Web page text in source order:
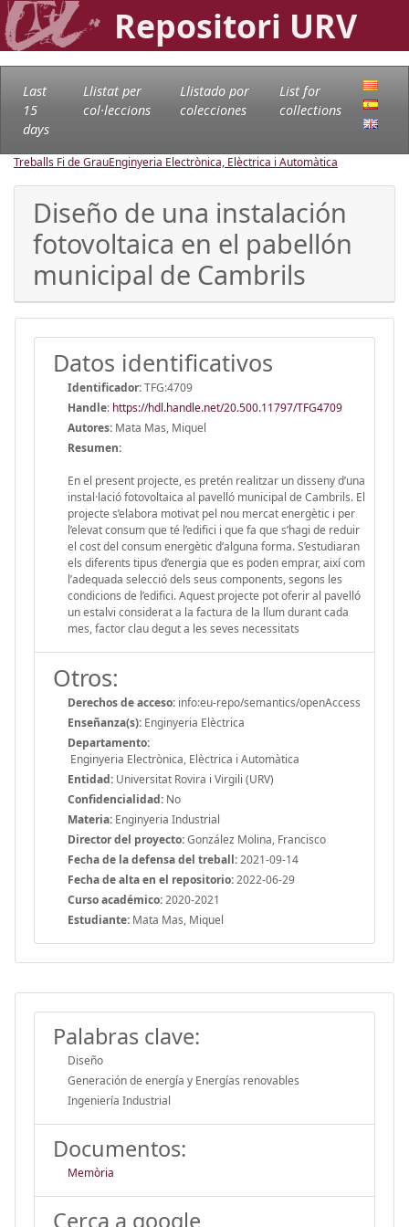
Repositori URV
Last
15
days
Llistat per
col·leccions
Llistado por
colecciones
List for
collections
Treballs Fi de GrauEnginyeria Electrònica, Elèctrica i Automàtica
Diseño de una instalación
fotovoltaica en el pabellón
municipal de Cambrils
Datos identificativos
Identificador:TFG:4709
Handle: https://hdl.handle.net/20.500.11797/TFG4709
Autores: Mata Mas, Miquel
Resumen:
En el present projecte, es pretén realitzar un disseny d’una
instal·lació fotovoltaica al pavelló municipal de Cambrils. El
projecte s’elabora motivat pel nou mercat energètic i per
l’elevat consum que té l’edifici i que fa que s’hagi de reduir
el cost del consum energètic d’alguna forma. S’estudiaran
els diferents tipus d’energia que es poden emprar, així com
l’adequada selecció dels seus components, segons les
condicions de l’edifici. Aquest projecte pot oferir al pavelló
un estalvi considerat a la factura de la llum durant cada
mes, factor clau degut a les seves necessitats
Otros:
Derechos de acceso: info:eu-repo/semantics/openAccess
Enseñanza(s): Enginyeria Elèctrica
Departamento:
Enginyeria Electrònica, Elèctrica i Automàtica
Entidad: Universitat Rovira i Virgili (URV)
Confidencialidad: No
Materia: Enginyeria Industrial
Director del proyecto:González Molina, Francisco
Fecha de la defensa del treball:2021-09-14
Fecha de alta en el repositorio:2022-06-29
Curso académico:2020-2021
Estudiante: Mata Mas, Miquel
Palabras clave:
Diseño
Generación de energía y Energías renovables
Ingeniería Industrial
Documentos:
Memòria
Cerca a google